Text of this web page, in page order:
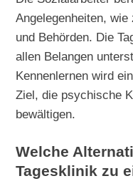
Angelegenheiten,
und Behörden. Die
allen Belangen
Kennenlernen wird
Ziel, die psychische
bewältigen.
Welche
Tagesklinik zu